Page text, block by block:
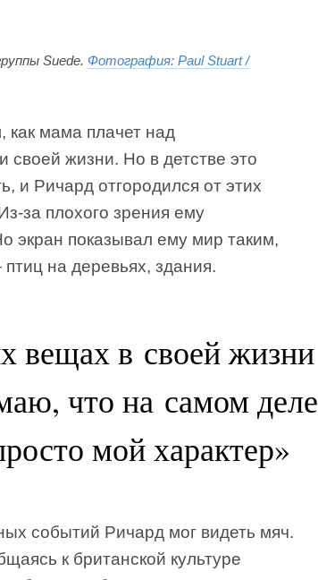
Suede. Фотография: Paul Stuart /
мама плачет над
жизни. Но в детстве это
и Ричард отгородился от этих
за плохого зрения ему
экран показывал ему мир таким,
на деревьях, здания.
вещах в своей жизни
что на самом деле
мой характер»
событий Ричард мог видеть мяч.
к британской культуре